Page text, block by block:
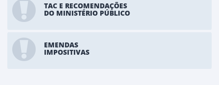
TAC E RECOMENDAÇÕES
DO MINISTÉRIO PÚBLICO
EMENDAS
IMPOSITIVAS